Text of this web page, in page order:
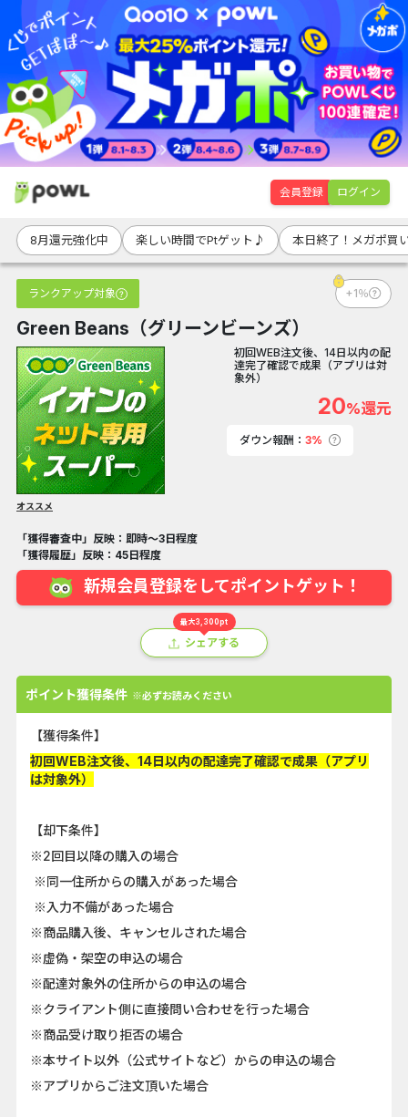
会員登録 ログイン
8月還元強化中 楽しい時間でPtゲット♪ 本日終了！メガポ買
ランクアップ対象 +1％
Green Beans（グリーンビーンズ）
初回WEB注文後、14日以内の配
達完了確認で成果（アプリは対
象外）
20%還元
ダウン報酬： 3%
オススメ
「獲得審査中」反映：即時～3日程度
「獲得履歴」反映：45日程度
新規会員登録をしてポイントゲット！
最大3,300pt
シェアする
ポイント獲得条件 ※必ずお読みください
【獲得条件】
初回WEB注文後、14日以内の配達完了確認で成果（アプリ
は対象外）
【却下条件】
※2回目以降の購入の場合
※同一住所からの購入があった場合
※入力不備があった場合
※商品購入後、キャンセルされた場合
※虚偽・架空の申込の場合
※配達対象外の住所からの申込の場合
※クライアント側に直接問い合わせを行った場合
※商品受け取り拒否の場合
※本サイト以外（公式サイトなど）からの申込の場合
※アプリからご注文頂いた場合